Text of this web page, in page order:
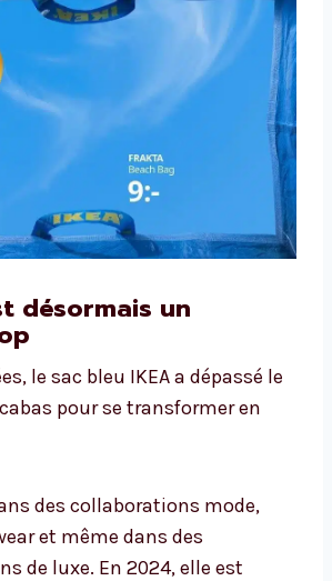
désormais un
le sac bleu IKEA a dépassé le
pour se transformer en
des collaborations mode,
et même dans des
de luxe. En 2024, elle est